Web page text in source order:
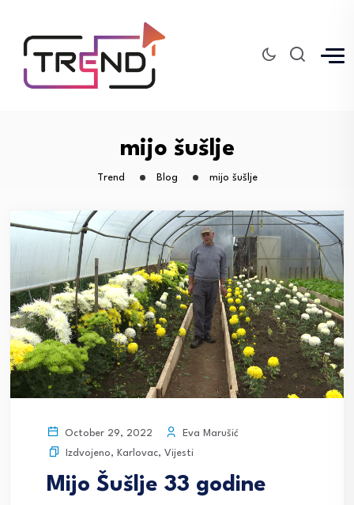
mijo šušlje
Trend Blog mijo šušlje
October 29, 2022
Eva Marušić
Izdvojeno, Karlovac, Vijesti
Mijo Šušlje 33 godine